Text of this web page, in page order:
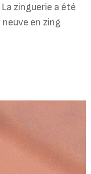
zinguerie a été
en zing